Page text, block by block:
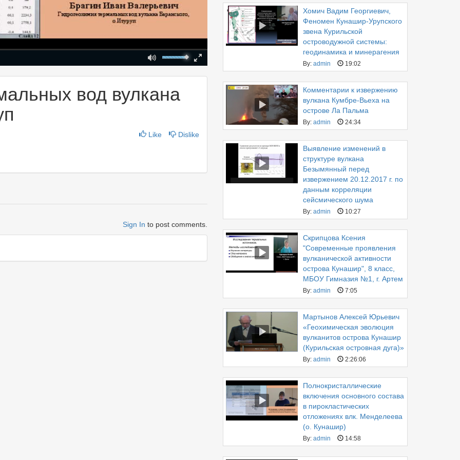
Fullscreen
00:00
вод вулкана
Like Dislike
Sign In to post comments.
Хомич Вадим Георгиевич,
Феномен Кунашир-Урупского
звена Курильской
островодужной системы:
геодинамика и минерагения
By: admin 19:02
Комментарии к извержению
вулкана Кумбре-Вьеха на
острове Ла Пальма
By: admin 24:34
Выявление изменений в
структуре вулкана
Безымянный перед
извержением 20.12.2017 г. по
данным корреляции
сейсмического шума
By: admin 10:27
Скрипцова Ксения
"Современные проявления
вулканической активности
острова Кунашир", 8 класс,
МБОУ Гимназия №1, г. Артем
By: admin 7:05
Мартынов Алексей Юрьевич
«Геохимическая эволюция
вулканитов острова Кунашир
(Курильская островная дуга)»
By: admin 2:26:06
Полнокристаллические
включения основного состава
в пирокластических
отложениях влк. Менделеева
(о. Кунашир)
By: admin 14:58